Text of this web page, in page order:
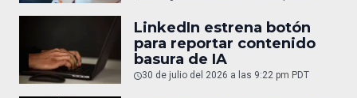
LinkedIn estrena botón
para reportar contenido
basura de IA
30 de julio del 2026 a las 9:22 pm PDT